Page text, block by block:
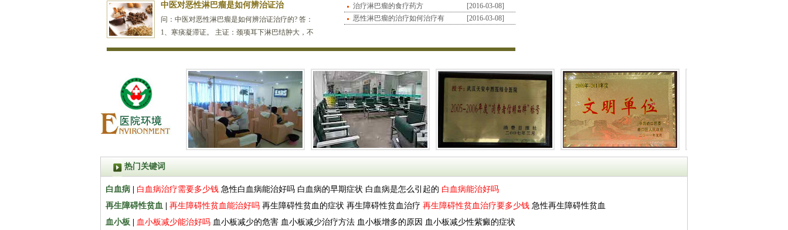
同肿瘤，不同病理类...[详情]
中医对恶性淋巴瘤是如何辨治证治
问：中医对恶性淋巴瘤是如何辨治证治疗的? 答：
1、寒痰凝滞证。 主证：颈项耳下淋巴结肿大，不
的？治疗淋巴瘤的食疗药方
[2016-03-08]
恶性淋巴瘤的治疗如何治疗有
[2016-03-08]
热门关键词
白血病 白血病治疗需要多少钱 急性白血病能治好吗 白血病的早期症状 白血病是怎么引起的 白血病能治好吗
再生障碍性贫血
再生障碍性贫血能治好吗 再生障碍性贫血的症状 再生障碍性贫血治疗 再生障碍性贫血治疗要多少钱 急性再生障碍性贫血
血小板
血小板减少能治好吗 血小板减少的危害 血小板减少治疗方法 血小板增多的原因 血小板减少性紫癜的症状